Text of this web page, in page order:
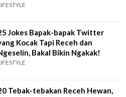
Jokes Bapak-bapak Twitter
Kocak Tapi Receh dan
Bakal Bikin Ngakak!
Tebak-tebakan Receh Hewan,